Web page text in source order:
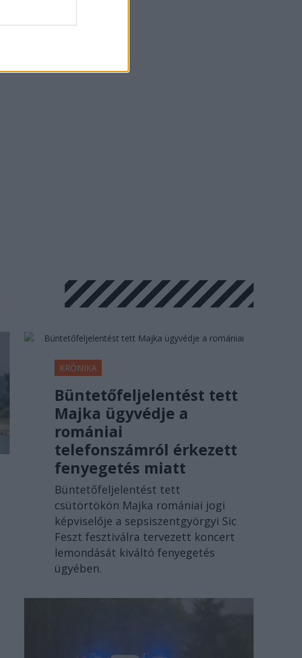
KRÓNIKA
Büntetőfeljelentést tett
Majka ügyvédje a
romániai
telefonszámról érkezett
fenyegetés miatt
Büntetőfeljelentést tett
csütörtökön Majka romániai jogi
képviselője a sepsiszentgyörgyi Sic
Feszt fesztiválra tervezett koncert
lemondását kiváltó fenyegetés
ügyében.